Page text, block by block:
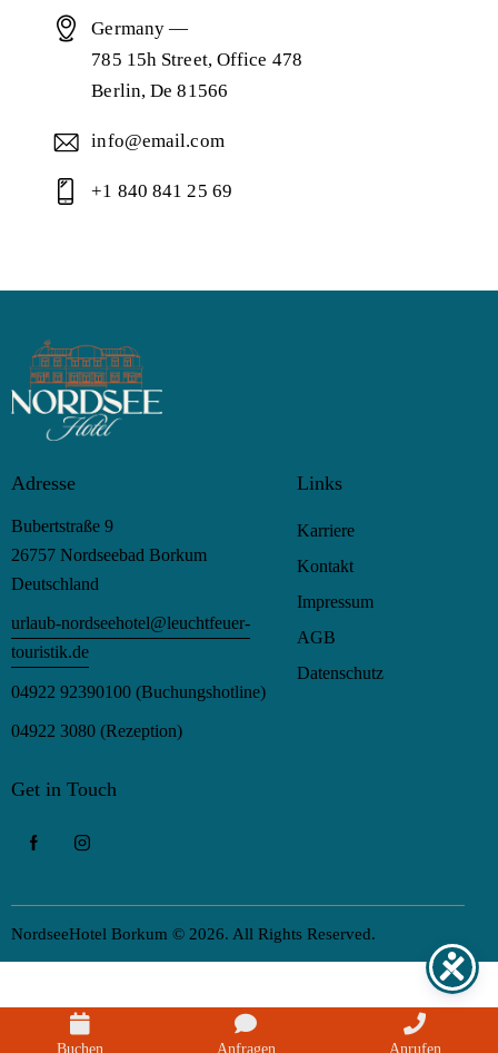
Germany —
785 15h Street, Office 478
Berlin, De 81566
info@email.com
+1 840 841 25 69
Adresse
Bubertstraße 9
26757 Nordseebad Borkum
Deutschland
urlaub-nordseehotel@leuchtfeuer-
touristik.de
04922 92390100 (Buchungshotline)
04922 3080 (Rezeption)
Links
Karriere
Kontakt
Impressum
AGB
Datenschutz
Get in Touch
NordseeHotel Borkum © 2026. All Rights Reserved.
Buchen Anfragen Anrufen